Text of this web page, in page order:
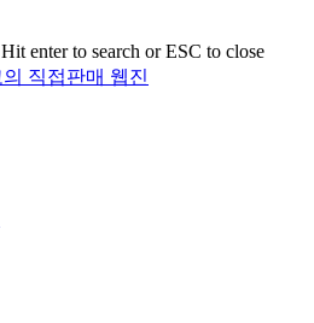
Hit enter to search or ESC to close